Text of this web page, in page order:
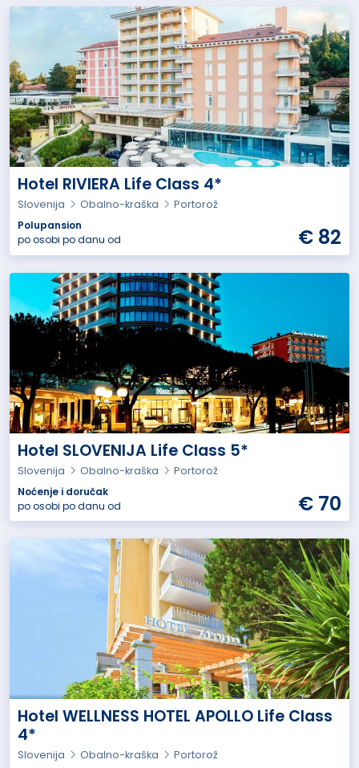
Hotel RIVIERA Life Class 4*
Slovenija Obalno-kraška
Portorož
Polupansion
po osobi po danu od
€ 82
Hotel SLOVENIJA Life Class 5*
Slovenija Obalno-kraška
Portorož
Noćenje i doručak
po osobi po danu od
€ 70
Hotel WELLNESS HOTEL APOLLO Life Class
4*
Slovenija Obalno-kraška
Portorož